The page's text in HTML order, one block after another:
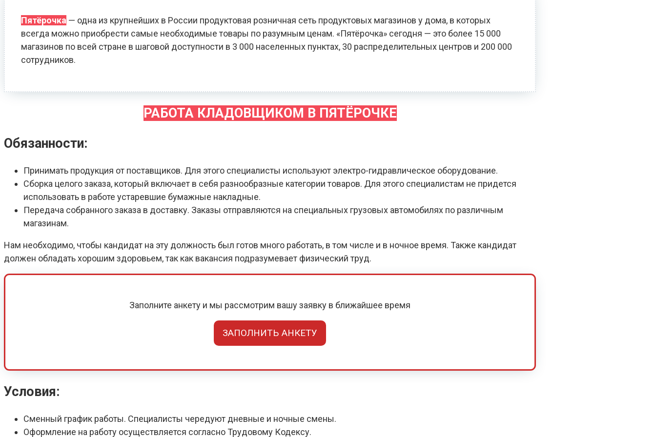
Пятёрочка — одна из крупнейших в России продуктовая розничная сеть продуктовых магазинов у дома, в которых
всегда можно приобрести самые необходимые товары по разумным ценам. «Пятёрочка» сегодня — это более 15 000
магазинов по всей стране в шаговой доступности в 3 000 населенных пунктах, 30 распределительных центров и 200 000
сотрудников.
РАБОТА КЛАДОВЩИКОМ В ПЯТЁРОЧКЕ
Обязанности:
Принимать продукция от поставщиков. Для этого специалисты используют электро-гидравлическое оборудование.
Сборка целого заказа, который включает в себя разнообразные категории товаров. Для этого специалистам не придется
использовать в работе устаревшие бумажные накладные.
Передача собранного заказа в доставку. Заказы отправляются на специальных грузовых автомобилях по различным
магазинам.
Нам необходимо, чтобы кандидат на эту должность был готов много работать, в том числе и в ночное время. Также кандидат
должен обладать хорошим здоровьем, так как вакансия подразумевает физический труд.
Заполните анкету и мы рассмотрим вашу заявку в ближайшее время
ЗАПОЛНИТЬ АНКЕТУ
Условия:
Сменный график работы. Специалисты чередуют дневные и ночные смены.
Оформление на работу осуществляется согласно Трудовому Кодексу.